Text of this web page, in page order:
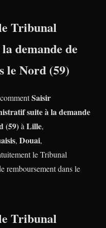
Tribunal
demande de
le Nord (59)
Saisir
suite à la demande
(59)à Lille,
, Douai,
le Tribunal
remboursement dans le
Tribunal